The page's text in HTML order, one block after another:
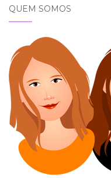
QUEM SOMOS